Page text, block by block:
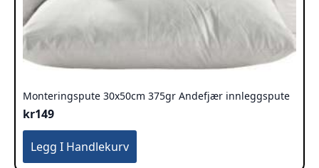
Monteringspute 30x50cm 375gr Andefjær innleggspute
kr149
Legg I Handlekurv